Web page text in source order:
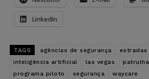
LinkedIn
TAGS agências de segurança
estradas
inteligência artificial
las vegas
programa piloto
segurança waycare